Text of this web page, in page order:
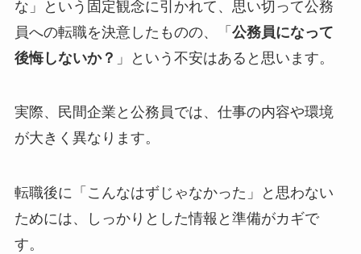
な」という固定観念に引かれて、思い切って公務
員への転職を決意したものの、「 公務員になって
後悔しないか？ 」という不安はあると思います。
実際、民間企業と公務員では、仕事の内容や環境
が大きく異なります。
転職後に「こんなはずじゃなかった」と思わない
ためには、しっかりとした情報と準備がカギで
す。